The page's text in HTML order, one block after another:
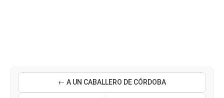
← A UN CABALLERO DE CÓRDOBA